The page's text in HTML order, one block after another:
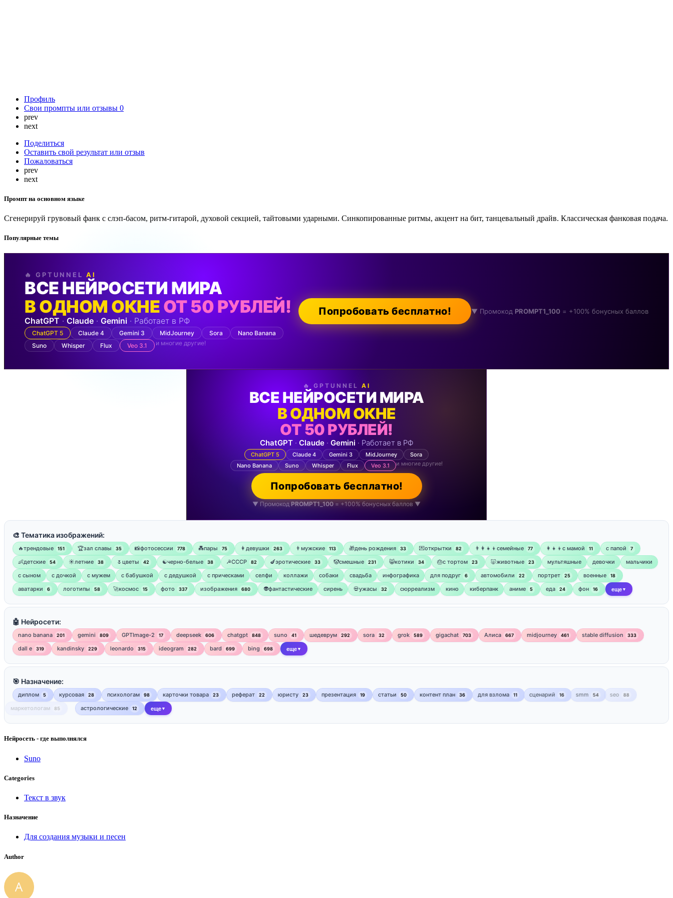
Профиль
Свои промпты или отзывы 0
prev
next
Поделиться
Оставить свой результат или отзыв
Пожаловаться
prev
next
Промпт на основном языке
Сгенерируй грувовый фанк с слэп-басом, ритм-гитарой, духовой секцией, тайтовыми ударными. Синкопированные ритмы, акцент на бит, танцевальный драйв. Классическая фанковая подача.
Популярные темы
🔥 GPTUNNEL AI
ВСЕ НЕЙРОСЕТИ МИРА
В ОДНОМ ОКНЕОТ 50 РУБЛЕЙ!
ChatGPT · Claude · Gemini · Работает в РФ
ChatGPT 5 Claude 4 Gemini 3 MidJourney Sora
Nano Banana
Suno
Whisper Flux Veo 3.1 и многие другие!
Попробовать бесплатно! ▼ Промокод PROMPT1_100 = +100% бонусных баллов
🔥 GPTUNNEL AI
ВСЕ НЕЙРОСЕТИ МИРА
В ОДНОМ ОКНЕ
ОТ 50 РУБЛЕЙ!
ChatGPT· Claude· Gemini · Работает в РФ
ChatGPT 5 Claude 4 Gemini 3 MidJourney
Sora
Nano Banana
Suno Whisper Flux Veo 3.1 и многие другие!
Попробовать бесплатно!
▼ Промокод PROMPT1_100 = +100% бонусных баллов ▼
🎨 Тематика изображений:
🔥трендовые 151 🏆зал славы 35 📸фотосессии 778 💑пары 75 👩девушки 263 👨мужские 113 🎁день рождения 33 💌открытки 82 👨‍👩‍👧‍👦семейные 77 👩‍👧‍👦с мамой 11 ‍с папой 7
👶детские 54 ☀️летние 38 🌷цветы 42 ☯︎черно-белые 38 ☭СССР 82 🍆эротические 33 🤡смешные 231 😸котики 34 🎂с тортом 23 🐷животные 23 мультяшные девочки
мальчики
с сыном
с дочкой с мужем с бабушкой с дедушкой с прическами селфи коллажи собаки свадьба инфографика для подруг 6 автомобили 22 портрет 25 военные 18
аватарки 6 логотипы 58 🚀космос 15 фото 337 изображения 680 👽фантастические сирень 💀ужасы 32 сюрреализм кино киберпанк аниме 5 еда 24 фон 16 еще ▼
🤖 Нейросети:
nano banana 201 gemini 809 GPTImage-2 17 deepseek 606 chatgpt 848 suno 41 шедеврум 292 sora 32 grok 589 gigachat 703 Алиса 667 midjourney 461 stable diffusion 333
dall e 319 kandinsky 229 leonardo 315 ideogram 282 bard 699 bing 698 еще ▼
🎯 Назначение:
диплом 5 курсовая 28 психологам 98 карточки товара 23 реферат 22 юристу 23 презентация 19 статьи 50 контент план 36 для взлома 11 сценарий 16 smm 54 seo 88
маркетологам астрологические 12 еще ▼
Нейросеть - где выполнялся
Suno
Categories
Текст в звук
Назначение
Для создания музыки и песен
Author